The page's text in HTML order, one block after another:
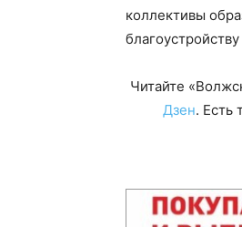
коллективы
Читайте
Дзен. Есть